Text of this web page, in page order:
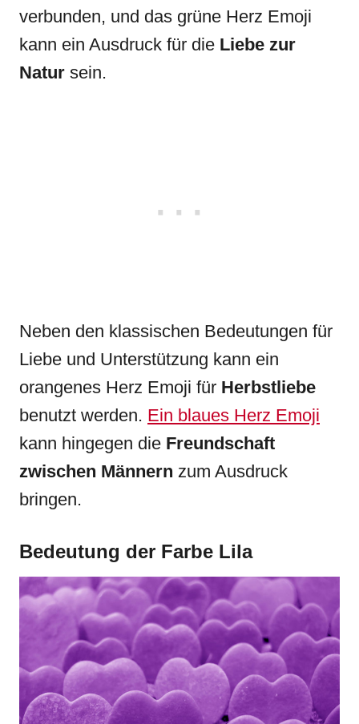
verbunden, und das grüne Herz Emoji
kann ein Ausdruck für die Liebe zur
Natur sein.
Neben den klassischen Bedeutungen für
Liebe und Unterstützung kann ein
orangenes Herz Emoji für Herbstliebe
benutzt werden. Ein blaues Herz Emoji
kann hingegen die Freundschaft
zwischen Männern zum Ausdruck
bringen.
Bedeutung der Farbe Lila